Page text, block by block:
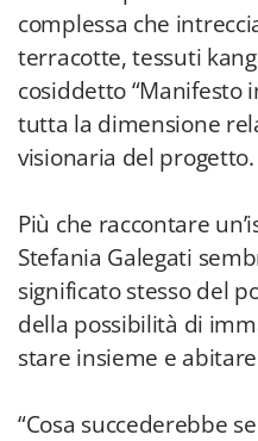
complessa che
terracotte, tessuti
cosiddetto “Manifesto
tutta la dimensione
visionaria del progetto.
Più che raccontare
Stefania Galegati
significato stesso del
della possibilità di
stare insieme e
“Cosa succederebbe